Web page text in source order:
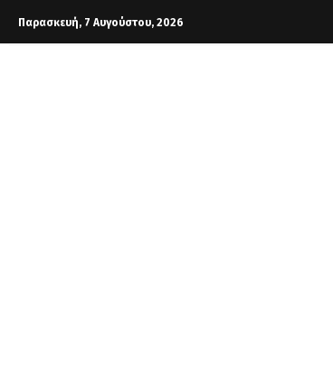
Παρασκευή, 7 Αυγούστου, 2026